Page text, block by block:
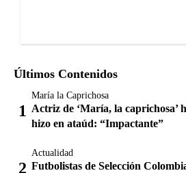
Últimos Contenidos
María la Caprichosa
Actriz de ‘María, la caprichosa’
hizo en ataúd: “Impactante”
Actualidad
Futbolistas de Selección